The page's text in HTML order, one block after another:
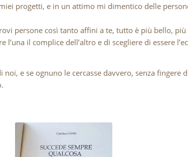
progetti, e in un attimo mi dimentico delle
persone così tanto affini a te, tutto è più bello,
il complice dell’altro e di scegliere di essere
e se ognuno le cercasse davvero, senza fingere